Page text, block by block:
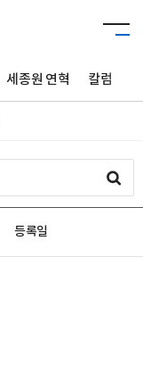
세종원 연혁 칼럼
등록일